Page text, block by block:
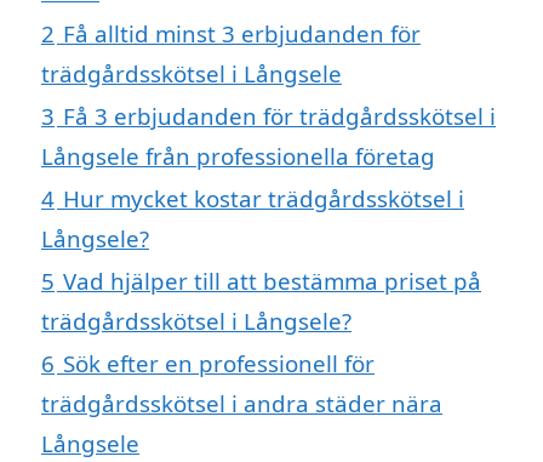
2 Få alltid minst 3 erbjudanden för
trädgårdsskötsel i Långsele
3 Få 3 erbjudanden för trädgårdsskötsel i
Långsele från professionella företag
4 Hur mycket kostar trädgårdsskötsel i
Långsele?
5 Vad hjälper till att bestämma priset på
trädgårdsskötsel i Långsele?
6 Sök efter en professionell för
trädgårdsskötsel i andra städer nära
Långsele